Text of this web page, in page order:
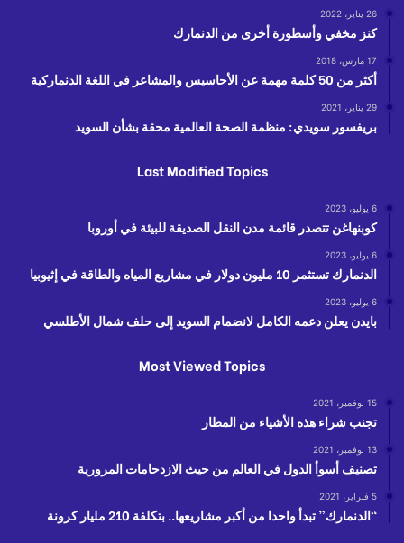
26 يناير، 2022
كنز مخفي وأسطورة أخرى من الدنمارك
17 مارس، 2018
أكثر من 50 كلمة مهمة عن الأحاسيس والمشاعر في اللغة الدنماركية
29 يناير، 2021
بريفسور سويدي: منظمة الصحة العالمية محقة بشأن السويد
Last Modified Topics
6 يوليو، 2023
كوبنهاغن تتصدر قائمة مدن النقل الصديقة للبيئة في أوروبا
6 يوليو، 2023
الدنمارك تستثمر 10 مليون دولار في مشاريع المياه والطاقة في إثيوبيا
6 يوليو، 2023
بايدن يعلن دعمه الكامل لانضمام السويد إلى حلف شمال الأطلسي
Most Viewed Topics
15 نوفمبر، 2021
تجنب شراء هذه الأشياء من المطار
13 نوفمبر، 2021
تصنيف أسوأ الدول في العالم من حيث الازدحامات المرورية
5 فبراير، 2021
“الدنمارك” تبدأ واحدا من أكبر مشاريعها.. بتكلفة 210 مليار كرونة